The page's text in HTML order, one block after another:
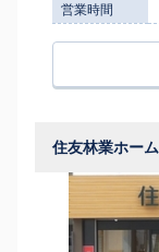
営業時間
住友林業ホー